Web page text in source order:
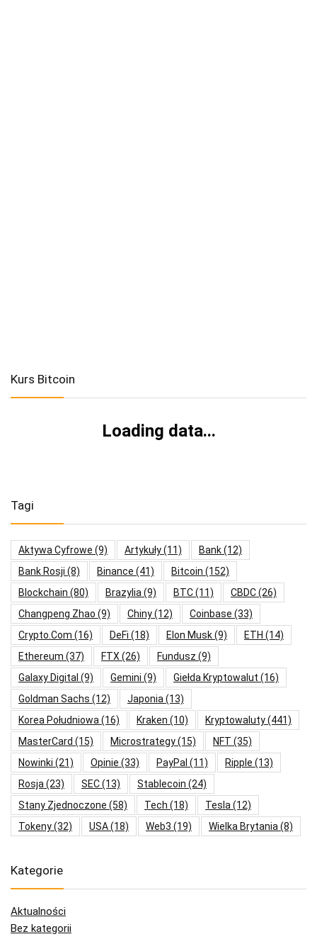
Kurs Bitcoin
Loading data...
Tagi
Aktywa Cyfrowe (9) Artykuły(11) Bank(12)
Bank Rosji (8) Binance (41) Bitcoin (152)
Blockchain (80) Brazylia (9) BTC(11) CBDC(26)
Changpeng Zhao (9) Chiny(12) Coinbase (33)
Crypto.com (16) DeFi (18) Elon Musk(9) ETH (14)
Ethereum (37) FTX (26) Fundusz (9)
Galaxy Digital (9) Gemini (9) Giełda Kryptowalut (16)
Goldman Sachs (12) Japonia (13)
Korea Południowa (16) Kraken (10) Kryptowaluty(441)
MasterCard (15) Microstrategy(15) NFT (35)
Nowinki (21) Opinie (33) PayPal (11) Ripple (13)
Rosja (23) SEC(13) Stablecoin (24)
Stany Zjednoczone (58) Tech (18) Tesla (12)
Tokeny(32) USA(18) Web3 (19) Wielka Brytania (8)
Kategorie
Aktualności
Bez kategorii